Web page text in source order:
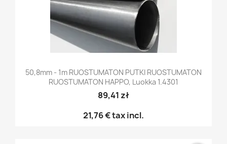
50,8mm - 1m RUOSTUMATON PUTKI RUOSTUMATON
RUOSTUMATON HAPPO, Luokka 1.4301
89,41 zł
21,76 €tax incl.